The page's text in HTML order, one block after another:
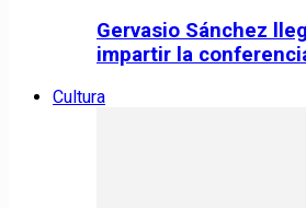
Gervasio Sánchez
impartir la
Cultura